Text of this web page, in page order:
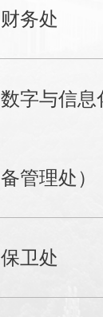
财务处
数字与信息
备管理处）
保卫处